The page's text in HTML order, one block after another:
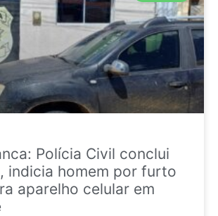
Polícia Civil conclui
indicia homem por furto
aparelho celular em